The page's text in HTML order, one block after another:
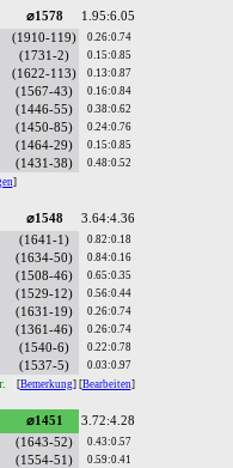
⌀1578
1.95:6.05
(1910-119) 0.26:0.74
(1731-2) 0.15:0.85
(1622-113) 0.13:0.87
(1567-43) 0.16:0.84
(1446-55) 0.38:0.62
(1450-85) 0.24:0.76
(1464-29) 0.15:0.85
(1431-38) 0.48:0.52
]
⌀1548
3.64:4.36
(1641-1) 0.82:0.18
(1634-50) 0.84:0.16
(1508-46) 0.65:0.35
(1529-12) 0.56:0.44
(1631-19) 0.26:0.74
(1361-46) 0.26:0.74
(1540-6) 0.22:0.78
(1537-5) 0.03:0.97
[Bemerkung] [Bearbeiten]
⌀1451
3.72:4.28
(1643-52) 0.43:0.57
(1554-51) 0.59:0.41